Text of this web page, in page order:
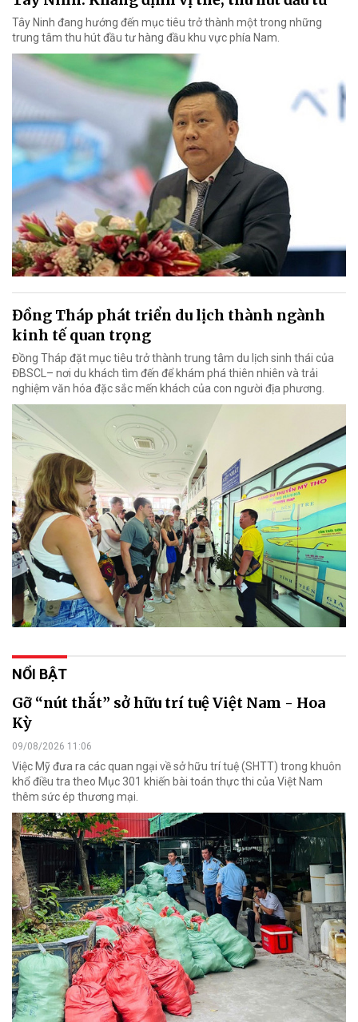
Tây Ninh đang hướng đến mục tiêu trở thành một trong những
trung tâm thu hút đầu tư hàng đầu khu vực phía Nam.
Đồng Tháp phát triển du lịch thành ngành
kinh tế quan trọng
Đồng Tháp đặt mục tiêu trở thành trung tâm du lịch sinh thái của
ĐBSCL– nơi du khách tìm đến để khám phá thiên nhiên và trải
nghiệm văn hóa đặc sắc mến khách của con người địa phương.
NỔI BẬT
Gỡ “nút thắt” sở hữu trí tuệ Việt Nam - Hoa
Kỳ
09/08/2026 11:06
Việc Mỹ đưa ra các quan ngại về sở hữu trí tuệ (SHTT) trong khuôn
khổ điều tra theo Mục 301 khiến bài toán thực thi của Việt Nam
thêm sức ép thương mại.